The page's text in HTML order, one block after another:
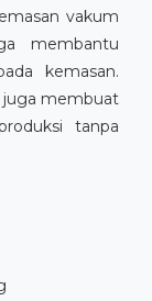
vakum
membantu
kemasan.
juga membuat
tanpa